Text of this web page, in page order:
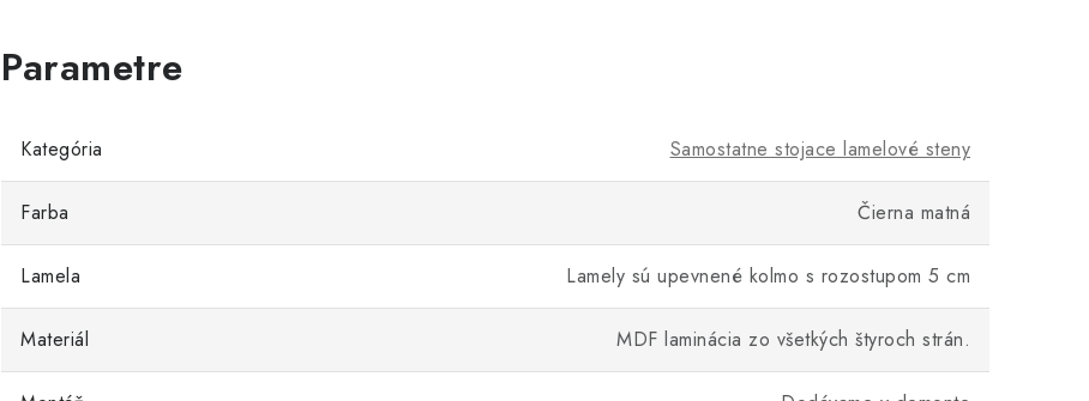
Kategória Samostatne stojace lamelové steny
Farba Čierna matná
Lamela Lamely sú upevnené kolmo s rozostupom 5 cm
Materiál MDF laminácia zo všetkých štyroch strán.